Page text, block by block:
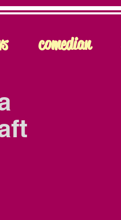
comedian